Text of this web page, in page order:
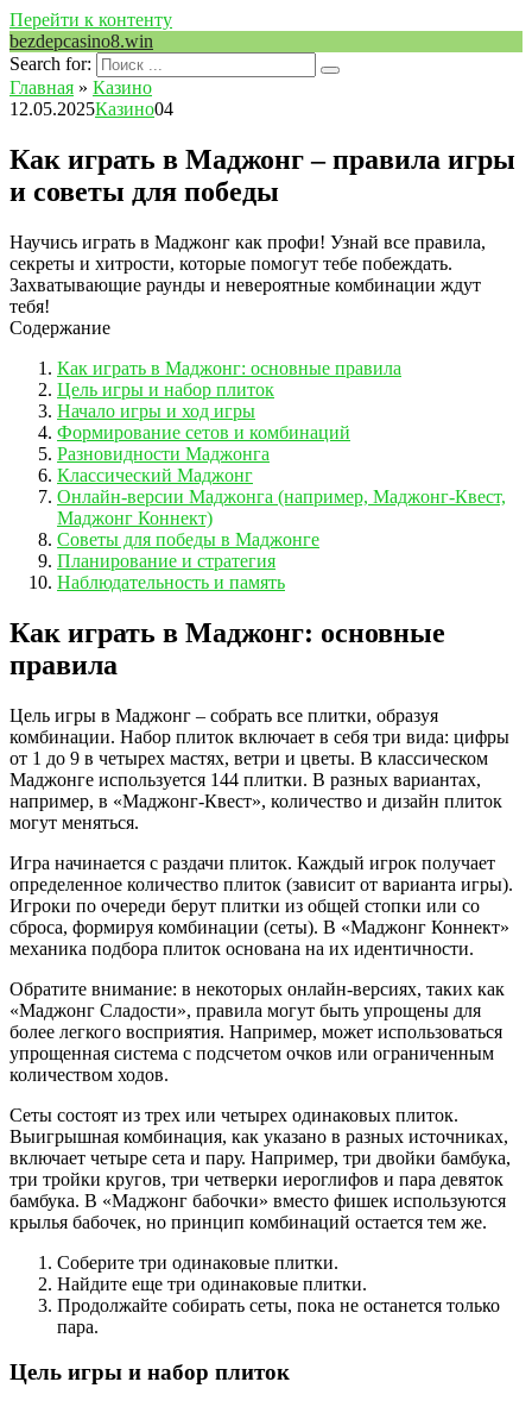
Перейти к контенту
bezdepcasino8.win
Search for:
Главная » Казино
12.05.2025Казино04
Как играть в Маджонг – правила игры
и советы для победы
Научись играть в Маджонг как профи! Узнай все правила,
секреты и хитрости, которые помогут тебе побеждать.
Захватывающие раунды и невероятные комбинации ждут
тебя!
Содержание
Как играть в Маджонг: основные правила
Цель игры и набор плиток
Начало игры и ход игры
Формирование сетов и комбинаций
Разновидности Маджонга
Классический Маджонг
Онлайн-версии Маджонга (например, Маджонг-Квест,
Маджонг Коннект)
Советы для победы в Маджонге
Планирование и стратегия
Наблюдательность и память
Как играть в Маджонг: основные
правила
Цель игры в Маджонг – собрать все плитки, образуя
комбинации. Набор плиток включает в себя три вида: цифры
от 1 до 9 в четырех мастях, ветри и цветы. В классическом
Маджонге используется 144 плитки. В разных вариантах,
например, в «Маджонг-Квест», количество и дизайн плиток
могут меняться.
Игра начинается с раздачи плиток. Каждый игрок получает
определенное количество плиток (зависит от варианта игры).
Игроки по очереди берут плитки из общей стопки или со
сброса, формируя комбинации (сеты). В «Маджонг Коннект»
механика подбора плиток основана на их идентичности.
Обратите внимание: в некоторых онлайн-версиях, таких как
«Маджонг Сладости», правила могут быть упрощены для
более легкого восприятия. Например, может использоваться
упрощенная система с подсчетом очков или ограниченным
количеством ходов.
Сеты состоят из трех или четырех одинаковых плиток.
Выигрышная комбинация, как указано в разных источниках,
включает четыре сета и пару. Например, три двойки бамбука,
три тройки кругов, три четверки иероглифов и пара девяток
бамбука. В «Маджонг бабочки» вместо фишек используются
крылья бабочек, но принцип комбинаций остается тем же.
Соберите три одинаковые плитки.
Найдите еще три одинаковые плитки.
Продолжайте собирать сеты, пока не останется только
пара.
Цель игры и набор плиток